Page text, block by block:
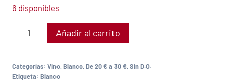
6 disponibles
Añadir al carrito
Categorías: Vino,Blanco,De 20 € a 30 €,Sin D.O.
Etiqueta: Blanco